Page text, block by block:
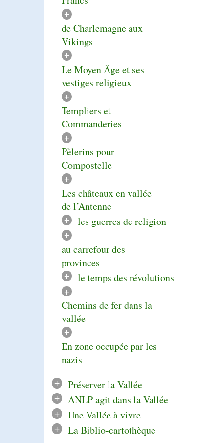
+
de Charlemagne aux
Vikings
+
Le Moyen Âge et ses
vestiges religieux
+
Templiers et
Commanderies
+
Pèlerins pour
Compostelle
+
Les châteaux en vallée
de l’Antenne
+
les guerres de religion
+
au carrefour des
provinces
+
le temps des révolutions
+
Chemins de fer dans la
vallée
+
En zone occupée par les
nazis
+
Préserver la Vallée
+
ANLP agit dans la Vallée
+
Une Vallée à vivre
+
La Biblio-cartothèque